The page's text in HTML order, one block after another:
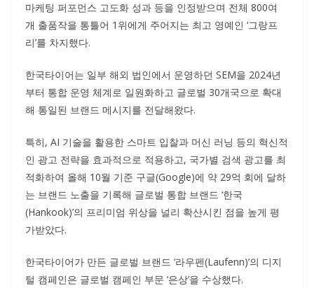
마케팅 퍼포먼스 고도화 성과 등을 인정받으며 전체 800여
개 출품작을 통틀어 1위에게 주어지는 최고 영예인 ‘그랑프
리’를 차지했다.
한국타이어는 일부 해외 법인에서 운영하던 SEM을 2024년
부터 통합 운영 체계로 일원화하고 글로벌 30개국으로 확대
해 통일된 브랜드 메시지를 전달해왔다.
특히, AI 기술을 활용한 스마트 입찰과 머신 러닝 등의 혁신적
인 광고 전략을 효과적으로 적용하고, 국가별 검색 광고를 최
적화하여 올해 10월 기준 구글(Google)에 약 29억 회에 달하
는 브랜드 노출을 기록해 글로벌 통합 브랜드 ‘한국
(Hankook)’의 프리미엄 위상을 널리 확산시킨 점을 높게 평
가받았다.
한국타이어가 만든 글로벌 브랜드 ‘라우펜(Laufenn)’의 디지
털 캠페인은 글로벌 캠페인 부문 ‘은상’을 수상했다.